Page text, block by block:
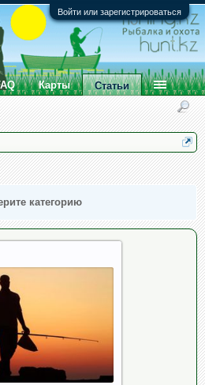
Войти или зарегистрироваться
категорию
Карты Статьи